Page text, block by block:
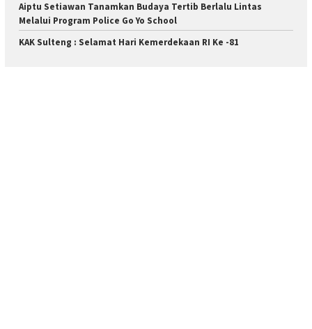
Aiptu Setiawan Tanamkan Budaya Tertib Berlalu Lintas
Melalui Program Police Go Yo School
KAK Sulteng : Selamat Hari Kemerdekaan RI Ke -81